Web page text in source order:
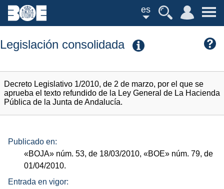
es
Legislación consolidada
Decreto Legislativo 1/2010, de 2 de marzo, por el que se
aprueba el texto refundido de la Ley General de La Hacienda
Pública de la Junta de Andalucía.
Publicado en:
«BOJA» núm. 53, de 18/03/2010,«BOE» núm. 79, de
01/04/2010.
Entrada en vigor: